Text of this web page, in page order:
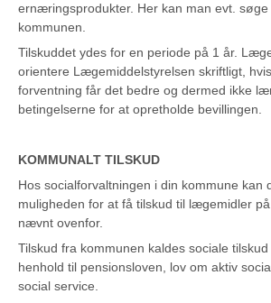
ernæringsprodukter. Her kan man evt. søge
kommunen.
Tilskuddet ydes for en periode på 1 år.
orientere Lægemiddelstyrelsen skriftligt,
forventning får det bedre og dermed ikke
betingelserne for at opretholde bevillingen.
KOMMUNALT TILSKUD
Hos socialforvaltningen i din kommune kan
muligheden for at få tilskud til lægemidler
nævnt ovenfor.
Tilskud fra kommunen kaldes sociale
henhold til pensionsloven, lov om aktiv
social service.